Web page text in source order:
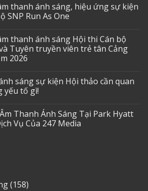
thanh ánh sáng, hiệu ứng sự kiện
SNP Run As One
thanh ánh sáng Hội thi Cán bộ
Tuyên truyền viên trẻ tân Cảng
2026
sáng sự kiện Hội thảo cần quan
yếu tố gì!
Thanh Ánh Sáng Tại Park Hyatt
Vụ Của 247 Media
(158)